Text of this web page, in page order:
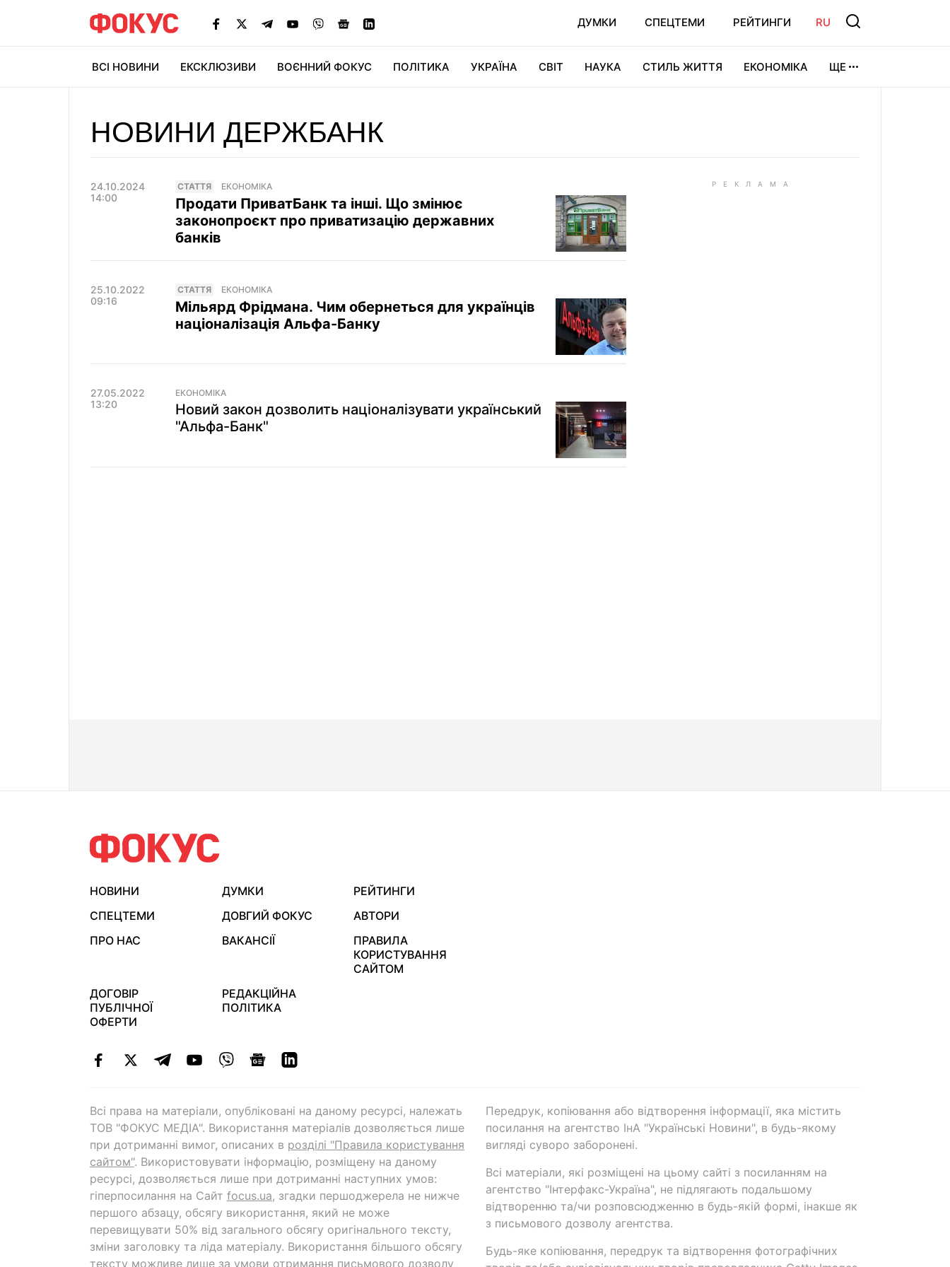
ДУМКИ СПЕЦТЕМИ РЕЙТИНГИ RU
ВСІ НОВИНИ ЕКСКЛЮЗИВИ ВОЄННИЙ ФОКУС ПОЛІТИКА УКРАЇНА СВІТ НАУКА СТИЛЬ ЖИТТЯ ЕКОНОМІКА ЩЕ
НОВИНИ ДЕРЖБАНК
24.10.2024
14:00
СТАТТЯ ЕКОНОМІКА
Продати ПриватБанк та інші. Що змінює
законопроєкт про приватизацію державних
банків
25.10.2022
09:16
СТАТТЯ ЕКОНОМІКА
Мільярд Фрідмана. Чим обернеться для українців
націоналізація Альфа-Банку
27.05.2022
13:20
ЕКОНОМІКА
Новий закон дозволить націоналізувати український
"Альфа-Банк"
НОВИНИ ДУМКИ
РЕЙТИНГИ
СПЕЦТЕМИ
ДОВГИЙ ФОКУС
АВТОРИ
ПРО НАС
ВАКАНСІЇ
ПРАВИЛА
КОРИСТУВАННЯ
САЙТОМ
ДОГОВІР
ПУБЛІЧНОЇ
ОФЕРТИ
РЕДАКЦІЙНА
ПОЛІТИКА
Всі права на матеріали, опубліковані на даному ресурсі, належать
ТОВ "ФОКУС МЕДІА". Використання матеріалів дозволяється лише
при дотриманні вимог, описаних в розділі "Правила користування
сайтом". Використовувати інформацію, розміщену на даному
ресурсі, дозволяється лише при дотриманні наступних умов:
гіперпосилання на Cайт focus.ua, згадки першоджерела не нижче
першого абзацу, обсягу використання, який не може
перевищувати 50% від загального обсягу оригінального тексту,
зміни заголовку та ліда матеріалу. Використання більшого обсягу
тексту можливе лише за умови отримання письмового дозволу
Передрук, копіювання або відтворення інформації, яка містить
посилання на агентство ІнА "Українські Новини", в будь-якому
вигляді суворо заборонені.
Всі матеріали, які розміщені на цьому сайті з посиланням на
агентство "Інтерфакс-Україна", не підлягають подальшому
відтворенню та/чи розповсюдженню в будь-якій формі, інакше як
з письмового дозволу агентства.
Будь-яке копіювання, передрук та відтворення фотографічних